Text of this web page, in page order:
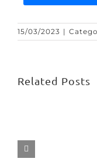
15/03/2023 |
Related Posts